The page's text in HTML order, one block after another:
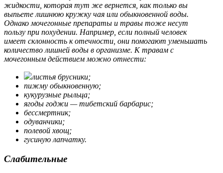
жидкости, которая тут же вернется, как только вы
выпьете лишнюю кружку чая или обыкновенной воды.
Однако мочегонные препараты и травы тоже несут
пользу при похудении. Например, если полный человек
имеет склонность к отечности, они помогают уменьшать
количество лишней воды в организме. К травам с
мочегонным действием можно отнести:
листья брусники;
пижму обыкновенную;
кукурузные рыльца;
ягоды годжи — тибетский барбарис;
бессмертник;
одуванчики;
полевой хвощ;
гусиную лапчатку.
Слабительные